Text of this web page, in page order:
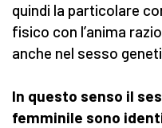
quindi la particolare
fisico con l’anima
anche nel sesso
In questo senso il
femminile sono